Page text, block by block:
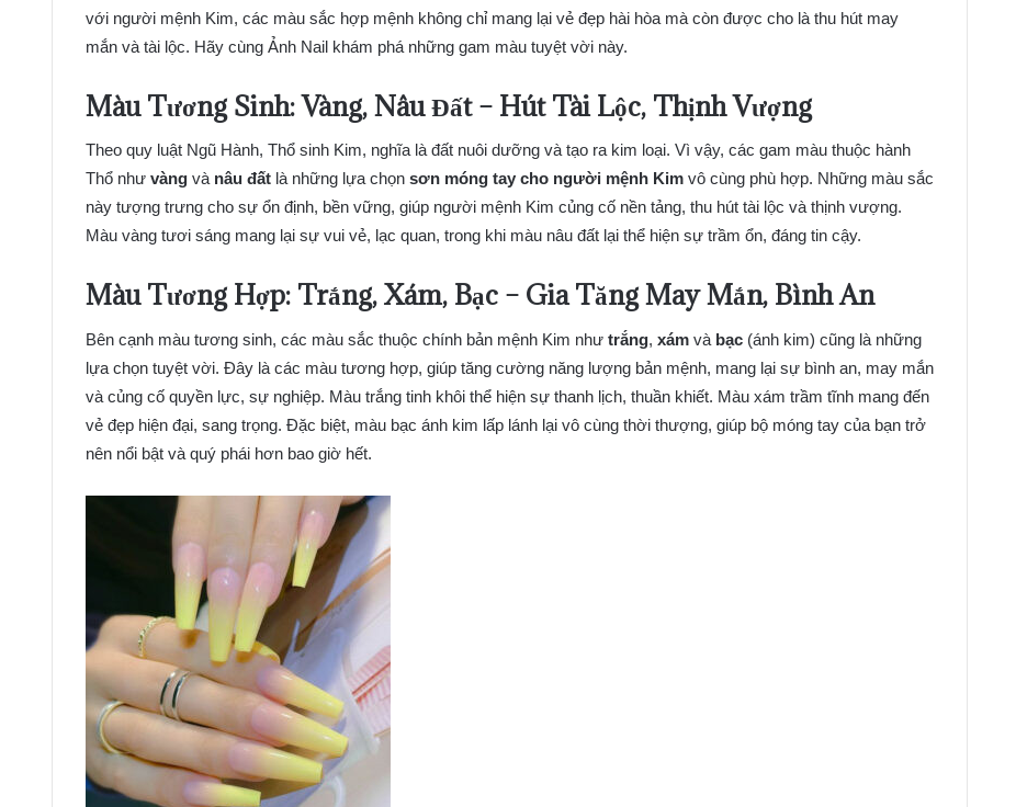
với người mệnh Kim, các màu sắc hợp mệnh không chỉ mang lại vẻ đẹp hài hòa mà còn được cho là thu hút may
mắn và tài lộc. Hãy cùng Ảnh Nail khám phá những gam màu tuyệt vời này.
Màu Tương Sinh: Vàng, Nâu Đất – Hút Tài Lộc, Thịnh Vượng
Theo quy luật Ngũ Hành, Thổ sinh Kim, nghĩa là đất nuôi dưỡng và tạo ra kim loại. Vì vậy, các gam màu thuộc hành
Thổ như vàng và nâu đất là những lựa chọn sơn móng tay cho người mệnh Kim vô cùng phù hợp. Những màu sắc
này tượng trưng cho sự ổn định, bền vững, giúp người mệnh Kim củng cố nền tảng, thu hút tài lộc và thịnh vượng.
Màu vàng tươi sáng mang lại sự vui vẻ, lạc quan, trong khi màu nâu đất lại thể hiện sự trầm ổn, đáng tin cậy.
Màu Tương Hợp: Trắng, Xám, Bạc – Gia Tăng May Mắn, Bình An
Bên cạnh màu tương sinh, các màu sắc thuộc chính bản mệnh Kim như trắng, xám và bạc (ánh kim) cũng là những
lựa chọn tuyệt vời. Đây là các màu tương hợp, giúp tăng cường năng lượng bản mệnh, mang lại sự bình an, may mắn
và củng cố quyền lực, sự nghiệp. Màu trắng tinh khôi thể hiện sự thanh lịch, thuần khiết. Màu xám trầm tĩnh mang đến
vẻ đẹp hiện đại, sang trọng. Đặc biệt, màu bạc ánh kim lấp lánh lại vô cùng thời thượng, giúp bộ móng tay của bạn trở
nên nổi bật và quý phái hơn bao giờ hết.